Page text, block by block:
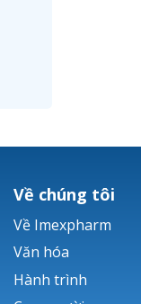
Về chúng tôi
Về Imexpharm
Văn hóa
Hành trình